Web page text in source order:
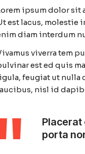
ipsum dolor sit
est lacus, molestie
diam interdum
viverra tem
est ed quis
feugiat ut nulla
nisl id
Placerat
porta